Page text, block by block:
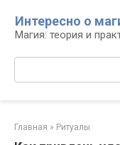
контенту
Интересно о
Магия: теория и
Главная » Ритуалы